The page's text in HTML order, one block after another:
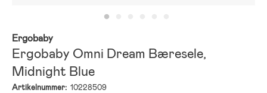
Ergobaby
Ergobaby Omni Dream Bæresele,
Midnight Blue
Artikelnummer: 10228509